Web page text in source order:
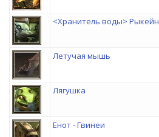
<Хранитель воды> Рыкейн
Летучая мышь
Лягушка
Енот - Гвинеи